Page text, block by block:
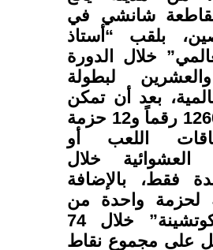
شانشي في
بلقب “أستاذ
خلال الدورة
لبطولة
بعد أن تمكن
من حفظ 1260 رقماً و12 حزمة
اللعب أو
العشوائية خلال
فقط، بالإضافة
لحزمة واحدة من
“أوراق الكوتشينة” خلال 74
على مجموع نقاط